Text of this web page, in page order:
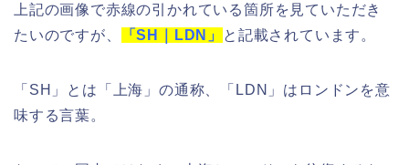
上記の画像で赤線の引かれている箇所を見ていただき
たいのですが、
「SH｜LDN」 と記載されています。
「SH」とは「上海」の通称、「LDN」はロンドンを意
味する言葉。